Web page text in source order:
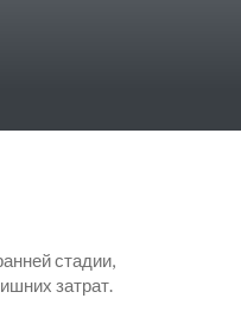
стадии,
затрат.